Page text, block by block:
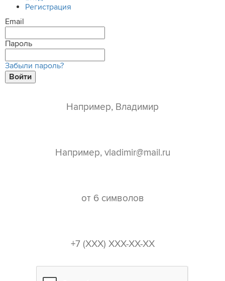
Регистрация
Email
Пароль
Забыли пароль?
Войти